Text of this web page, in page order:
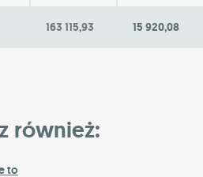
163 115,93 15 920,08
również:
to